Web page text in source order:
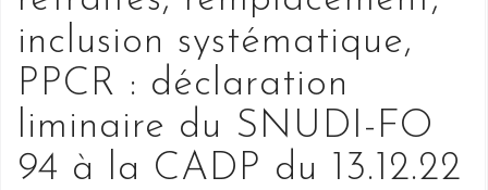
inclusion systématique,
PPCR : déclaration
liminaire du SNUDI-FO
94 à la CADP du 13.12.22